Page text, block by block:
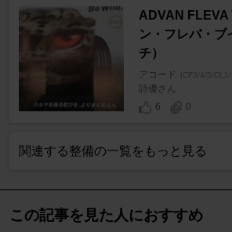
ADVAN FLEVA
ン・フレバ・ブ
チ）
アコード [CF3/4/5/
詩優さん
6
0
関連する整備の一覧をもっと見る
この記事を見た人におすすめ